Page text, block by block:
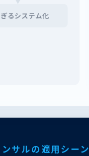
るシステム化
サルの適用シーン